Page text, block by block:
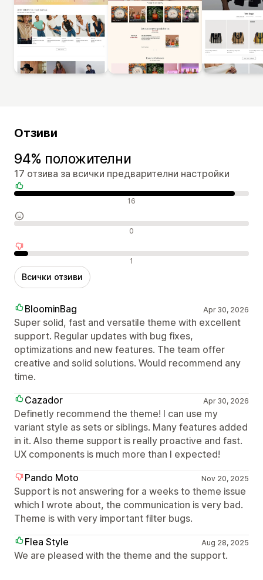
Отзиви
94% положителни
17 отзива за всички предварителни настройки
Положителни отзиви 16
Неутрални отзиви 0
Отрицателни отзиви 1
Всички отзиви
BloominBag Apr 30, 2026
Super solid, fast and versatile theme with excellent
support. Regular updates with bug fixes,
optimizations and new features. The team offer
creative and solid solutions. Would recommend any
time.
Cazador
Apr 30, 2026
Definetly recommend the theme! I can use my
variant style as sets or siblings. Many features added
in it. Also theme support is really proactive and fast.
UX components is much more than I expected!
Pando Moto
Nov 20, 2025
Support is not answering for a weeks to theme issue
which I wrote about, the communication is very bad.
Theme is with very important filter bugs.
Flea Style
Aug 28, 2025
We are pleased with the theme and the support.